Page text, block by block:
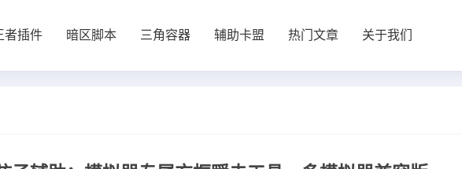
者插件 暗区脚本 三角容器 辅助卡盟 热门文章 关于我们